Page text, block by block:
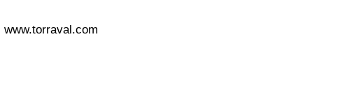
www.torraval.com